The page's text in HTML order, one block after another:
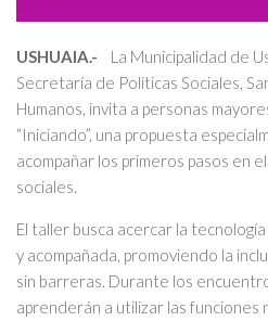
USHUAIA.- La Municipalidad de
Secretaría de Políticas Sociales,
Humanos, invita a personas
“Iniciando”, una propuesta
acompañar los primeros pasos en
sociales.
El taller busca acercar la
y acompañada, promoviendo la
sin barreras. Durante los
aprenderán a utilizar las funciones